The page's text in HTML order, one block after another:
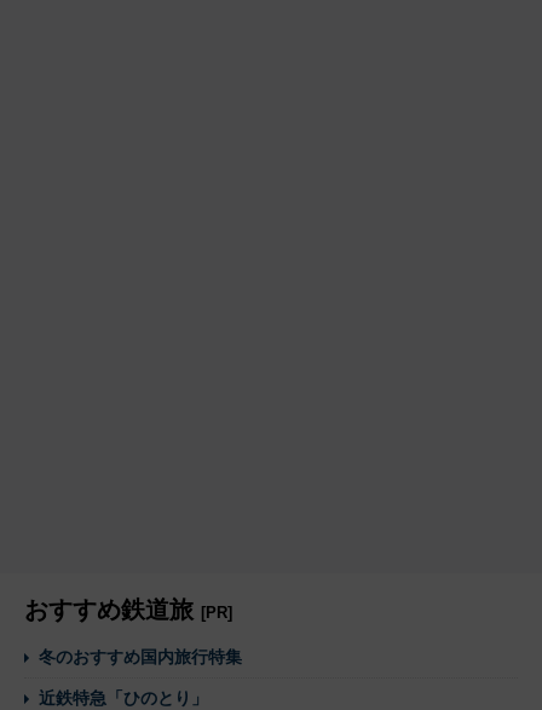
おすすめ鉄道旅 [PR]
冬のおすすめ国内旅行特集
近鉄特急「ひのとり」